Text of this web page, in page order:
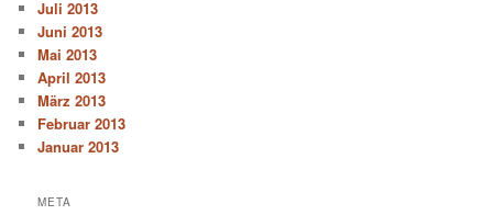
Juli 2013
Juni 2013
Mai 2013
April 2013
März 2013
Februar 2013
Januar 2013
META